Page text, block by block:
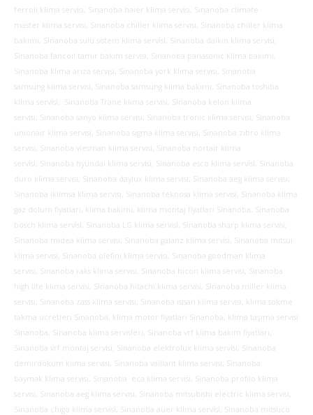
ferroli klima servisi, Sinanoba haier klima servisi, Sinanoba climate
master klima servisi, Sinanoba chiller klima servisi, Sinanoba chiller klima
bakımı, Sinanoba sulu sistem klima servisi, Sinanoba daikin klima servisi,
Sinanoba fancoil tamir bakım servisi, Sinanoba panasonic klima bakımı,
Sinanoba klima arıza servisi, Sinanoba york klima servisi, Sinanoba
samsung klima servisi, Sinanoba samsung klima bakımı, Sinanoba toshiba
klima servisi, Sinanoba Trane klima servisi, Sinanoba kelon klima
servisi, Sinanoba sanyo klima servisi, Sinanoba tronic klima servisi, Sinanoba
unionair klima servisi, Sinanoba sigma klima servisi, Sinanoba zibro klima
servisi, Sinanoba viesman klima servisi, Sinanoba nortair klima
servisi, Sinanoba hyundai klima servisi, Sinanoba esco klima servisi, Sinanoba
duro klima servisi, Sinanoba daylux klima servisi, Sinanoba aeg klima servisi,
Sinanoba iklimsa klima servisi, Sinanoba teknosa klima servisi, Sinanoba klima
gaz dolum fiyatları, klima bakımı, klima montaj fiyatları Sinanoba, Sinanoba
bosch klima servisi, Sinanoba LG klima servisi, Sinanoba sharp klima servisi,
Sinanoba midea klima servisi, Sinanoba galanz klima servisi, Sinanoba mitsui
klima servisi, Sinanoba olefini klima servisi, Sinanoba goodman klima
servisi, Sinanoba raks klima servisi, Sinanoba hicon klima servisi, Sinanoba
high life klima servisi, Sinanoba hitachi klima servisi, Sinanoba miller klima
servisi, Sinanoba zass klima servisi, Sinanoba ısısan klima servisi, klima sökme
takma ücretleri Sinanoba, klima motor fiyatları Sinanoba, klima taşıma servisi
Sinanoba, Sinanoba klima servisleri, Sinanoba vrf klima bakım fiyatları,
Sinanoba vrf montaj servisi, Sinanoba elektrolux klima servisi, Sinanoba
demirdöküm klima servisi, Sinanoba vaillant klima servisi, Sinanoba
baymak klima servisi, Sinanoba eca klima servisi, Sinanoba profilo klima
servisi, Sinanoba aeg klima servisi, Sinanoba mitsubishi electric klima servisi,
Sinanoba chigo klima servisi, Sinanoba auer klima servisi, Sinanoba mitsuco